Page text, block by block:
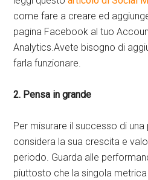
come fare a creare ed
pagina Facebook al tuo
Analytics.Avete bisogno di
farla funzionare.
2. Pensa in grande
Per misurare il successo di
considera la sua crescita e
periodo. Guarda alle
piuttosto che la singola